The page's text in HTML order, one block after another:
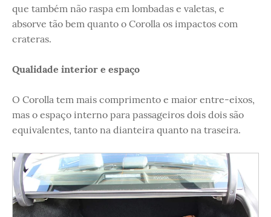
que também não raspa em lombadas e valetas, e
absorve tão bem quanto o Corolla os impactos com
crateras.
Qualidade interior e espaço
O Corolla tem mais comprimento e maior entre-eixos,
mas o espaço interno para passageiros dois dois são
equivalentes, tanto na dianteira quanto na traseira.